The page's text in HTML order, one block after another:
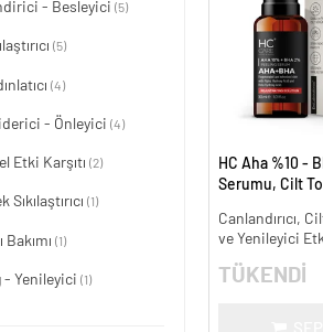
- Besleyici (5)
(5)
(4)
- Önleyici (4)
Etki Karşıtı (2)
Sıkılaştırıcı (1)
Bakımı (1)
- Yenileyici (1)
HC Aha %10 -
Serumu, Cilt
Canlandırıcı,
ve Yenileyici
TÜKENDİ